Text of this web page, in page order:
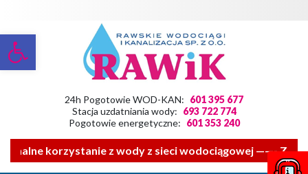
Otwórz pasek narzędzi
24h Pogotowie WOD-KAN: 601 395 677
Stacja uzdatniania wody: 693 722 774
Pogotowie energetyczne: 601 353 240
korzystanie z wody z sieci wodociągowej ——-